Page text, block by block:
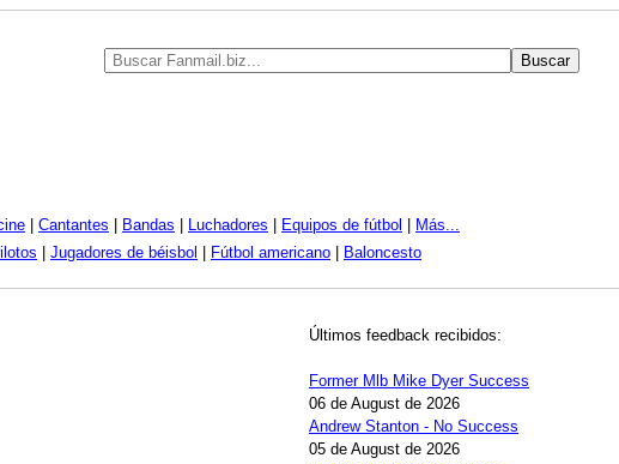
Cantantes Bandas Luchadores Equipos de fútbol
Más...
Jugadores de béisbol Fútbol americano Baloncesto
Últimos feedback recibidos:
Former Mlb Mike Dyer Success
06 de August de 2026
Andrew Stanton - No Success
05 de August de 2026